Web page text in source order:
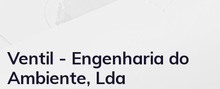
Ventil - Engenharia do
Ambiente, Lda